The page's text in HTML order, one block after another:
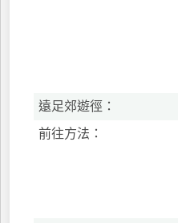
遠足郊遊徑：
前往方法：